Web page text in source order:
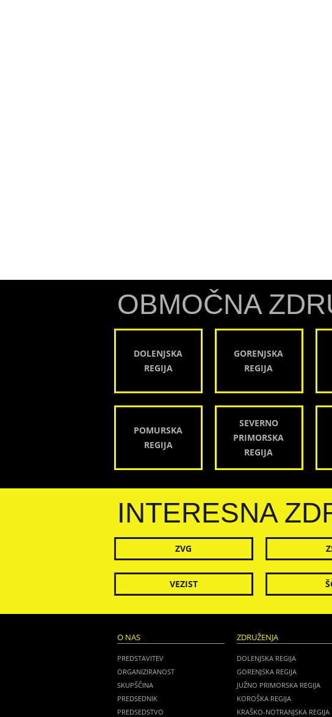
OBMOČNA
DOLENJSKA
REGIJA
GORENJSKA
REGIJA
POMURSKA
REGIJA
SEVERNO
PRIMORSKA
REGIJA
INTERESNA
ZVG
VEZIST
O NAS
PREDSTAVITEV
ORGANIZIRANOST
SKUPŠČINA
PREDSEDNIK
PREDSEDSTVO
ZDRUŽENJA
DOLENJSKA REGIJA
GORENJSKA REGIJA
JUŽNO PRIMORSKA REGIJA
KOROŠKA REGIJA
KRAŠKO-NOTRANJSKA REGIJA